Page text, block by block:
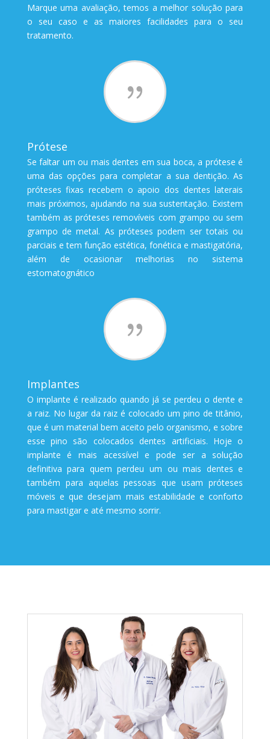
Marque uma avaliação, temos a melhor solução para
o seu caso e as maiores facilidades para o seu
tratamento.
{
Prótese
Se faltar um ou mais dentes em sua boca, a prótese é
uma das opções para completar a sua dentição. As
próteses fixas recebem o apoio dos dentes laterais
mais próximos, ajudando na sua sustentação. Existem
também as próteses removíveis com grampo ou sem
grampo de metal. As próteses podem ser totais ou
parciais e tem função estética, fonética e mastigatória,
além de ocasionar melhorias no sistema
estomatognático
{
Implantes
O implante é realizado quando já se perdeu o dente e
a raiz. No lugar da raiz é colocado um pino de titânio,
que é um material bem aceito pelo organismo, e sobre
esse pino são colocados dentes artificiais. Hoje o
implante é mais acessível e pode ser a solução
definitiva para quem perdeu um ou mais dentes e
também para aquelas pessoas que usam próteses
móveis e que desejam mais estabilidade e conforto
para mastigar e até mesmo sorrir.